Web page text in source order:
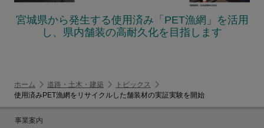
宮城県から発生する使用済み「PET漁網」を活用
し、県内舗装の高耐久化を目指します
ホーム 道路・土木・建築
トピックス
使用済みPET漁網をリサイクルした舗装材の実証実験を開始
事業案内